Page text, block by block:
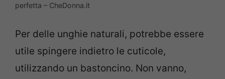
perfetta – CheDonna.it
Per delle unghie naturali, potrebbe essere
utile spingere indietro le cuticole,
utilizzando un bastoncino. Non vanno,